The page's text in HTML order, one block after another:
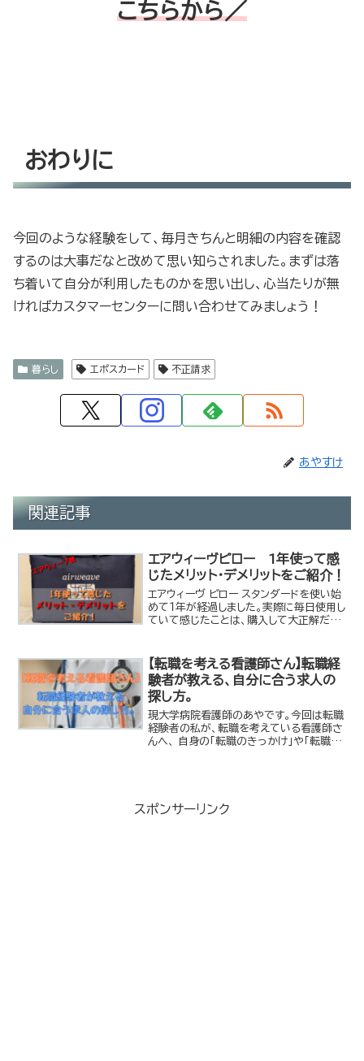
こちらから／
おわりに
今回のような経験をして、毎月きちんと明細の内容を確認
するのは大事だなと改めて思い知らされました。まずは落
ち着いて自分が利用したものかを思い出し、心当たりが無
ければカスタマーセンターに問い合わせてみましょう！
暮らし エポスカード 不正請求
あやすけ
関連記事
エアウィーヴピロー 1年使って感
じたメリット・デメリットをご紹介！
エアウィーヴ ピロー スタンダードを使い始
めて１年が経過しました。実際に毎日使用し
ていて感じたことは、購入して大正解だっ
思います！エアウィーヴ ピロー スタンダー
ド...
【転職を考える看護師さん】転職経
験者が教える、自分に合う求人の
探し方。
現大学病院看護師のあやです。今回は転職
経験者の私が、転職を考えている看護師さ
んへ、 自身の「転職のきっかけ」や「転職後
スポンサーリンク